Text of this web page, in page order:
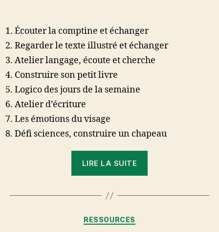
Écouter la comptine et échanger
Regarder le texte illustré et échanger
Atelier langage, écoute et cherche
Construire son petit livre
Logico des jours de la semaine
Atelier d’écriture
Les émotions du visage
Défi sciences, construire un chapeau
LIRE LA SUITE
sorcière
Catégories
RESSOURCES